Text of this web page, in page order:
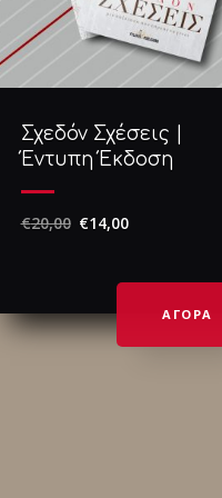
Σχεδόν Σχέσεις |
Έντυπη Έκδοση
€20,00 €14,00
ΑΓΟΡΑ